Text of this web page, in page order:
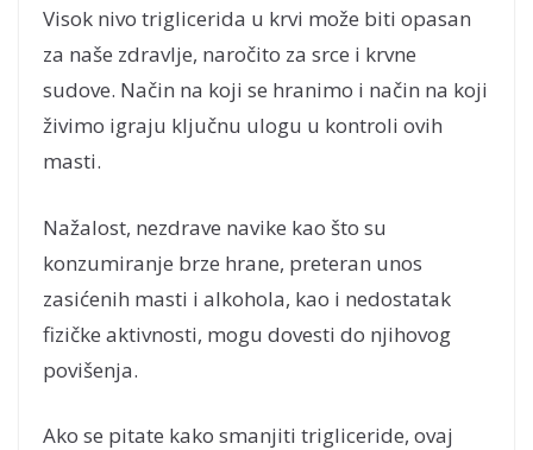
Visok nivo triglicerida u krvi može biti opasan
za naše zdravlje, naročito za srce i krvne
sudove. Način na koji se hranimo i način na koji
živimo igraju ključnu ulogu u kontroli ovih
masti.
Nažalost, nezdrave navike kao što su
konzumiranje brze hrane, preteran unos
zasićenih masti i alkohola, kao i nedostatak
fizičke aktivnosti, mogu dovesti do njihovog
povišenja.
Ako se pitate kako smanjiti trigliceride, ovaj